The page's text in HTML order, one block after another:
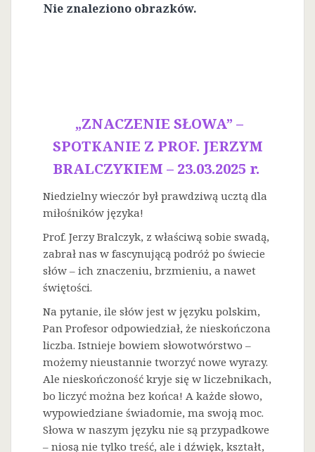
Nie znaleziono obrazków.
„ZNACZENIE SŁOWA” –
SPOTKANIE Z PROF. JERZYM
BRALCZYKIEM – 23.03.2025 r.
Niedzielny wieczór był prawdziwą ucztą dla
miłośników języka!
Prof. Jerzy Bralczyk, z właściwą sobie swadą,
zabrał nas w fascynującą podróż po świecie
słów – ich znaczeniu, brzmieniu, a nawet
świętości.
Na pytanie, ile słów jest w języku polskim,
Pan Profesor odpowiedział, że nieskończona
liczba. Istnieje bowiem słowotwórstwo –
możemy nieustannie tworzyć nowe wyrazy.
Ale nieskończoność kryje się w liczebnikach,
bo liczyć można bez końca! A każde słowo,
wypowiedziane świadomie, ma swoją moc.
Słowa w naszym języku nie są przypadkowe
– niosą nie tylko treść, ale i dźwięk, kształt,